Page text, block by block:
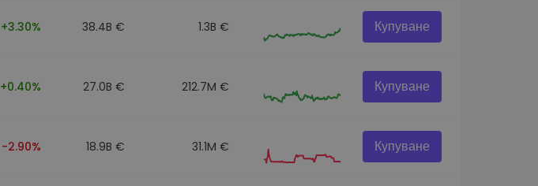
+3.30% 38.4B € 1.3B € Купуване
+0.40% 27.0B € 212.7M € Купуване
-2.90% 18.9B € 31.1M € Купуване